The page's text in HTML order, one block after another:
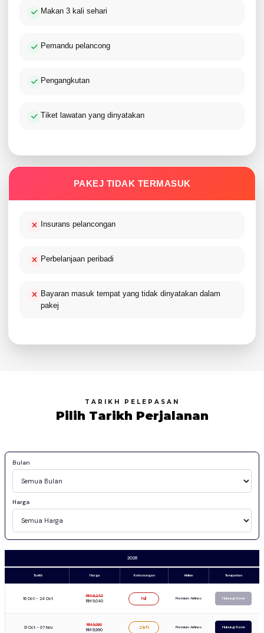
Makan 3 kali sehari
Pemandu pelancong
Pengangkutan
Tiket lawatan yang dinyatakan
PAKEJ TIDAK TERMASUK
Insurans pelancongan
Perbelanjaan peribadi
Bayaran masuk tempat yang tidak dinyatakan dalam
pakej
TARIKH PELEPASAN
Pilih Tarikh Perjalanan
Bulan
Harga
2026
Tarikh Harga Kekosongan Airline Tempahan
16 Oct - 24 Oct
RM 9,240
RM 9,040
Full Premium Airlines Hubungi Kami
31 Oct - 07 Nov
RM 9,190
RM 8,990
2 left Premium Airlines Hubungi Kami